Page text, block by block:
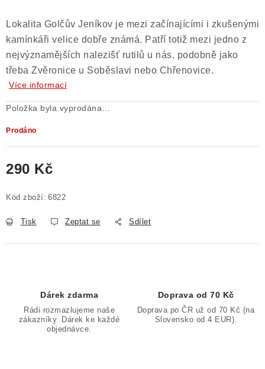
Lokalita Golčův Jeníkov je mezi začínajícími i zkušenými
kamínkáři velice dobře známá. Patří totiž mezi jedno z
nejvýznamějších nalezišť rutilů u nás, podobně jako
třeba Zvěronice u Soběslavi nebo Chřenovice.
Více informací
Položka byla vyprodána…
Prodáno
290 Kč
Kód zboží: 6822
Tisk Zeptat se Sdílet
Dárek zdarma
Rádi rozmazlujeme naše
zákazníky. Dárek ke každé
objednávce.
Doprava od 70 Kč
Doprava po ČR už od 70 Kč (na
Slovensko od 4 EUR).